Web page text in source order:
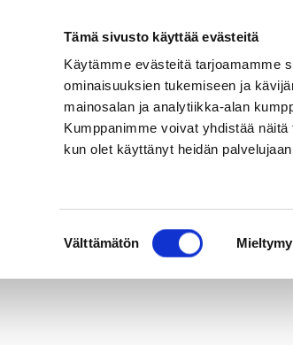
Tämä sivusto käyttää evästeitä
Käytämme evästeitä tarjoamamme
ominaisuuksien tukemiseen ja
mainosalan ja analytiikka-alan
Kumppanimme voivat yhdistää
kun olet käyttänyt heidän
Välttämätön
AIKATAULU HINNASTO